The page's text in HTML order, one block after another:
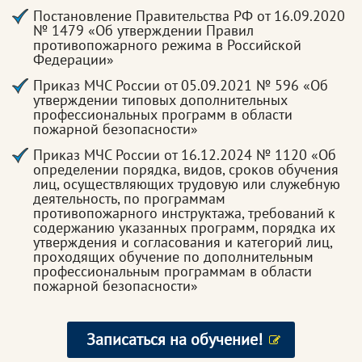
Постановление Правительства РФ от 16.09.2020
№ 1479 «Об утверждении Правил
противопожарного режима в Российской
Федерации»
Приказ МЧС России от 05.09.2021 № 596 «Об
утверждении типовых дополнительных
профессиональных программ в области
пожарной безопасности»
Приказ МЧС России от 16.12.2024 № 1120 «Об
определении порядка, видов, сроков обучения
лиц, осуществляющих трудовую или служебную
деятельность, по программам
противопожарного инструктажа, требований к
содержанию указанных программ, порядка их
утверждения и согласования и категорий лиц,
проходящих обучение по дополнительным
профессиональным программам в области
пожарной безопасности»
Записаться на обучение!